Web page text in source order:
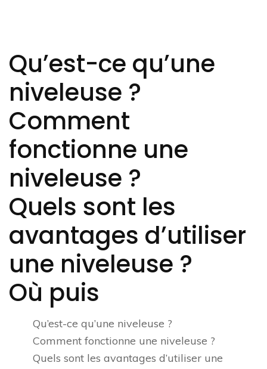
Qu’est-ce qu’une
niveleuse ?
Comment
fonctionne une
niveleuse ?
Quels sont les
avantages d’utiliser
une niveleuse ?
Où puis
Qu’est-ce qu’une niveleuse ?
Comment fonctionne une niveleuse ?
Quels sont les avantages d’utiliser une